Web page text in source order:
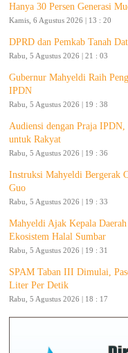
Hanya 30 Persen Generasi
Kamis, 6 Agustus 2026 | 13 : 20
DPRD dan Pemkab Tanah
Rabu, 5 Agustus 2026 | 21 : 03
Gubernur Mahyeldi Raih
IPDN
Rabu, 5 Agustus 2026 | 19 : 38
Audiensi dengan Praja
untuk Rakyat
Rabu, 5 Agustus 2026 | 19 : 36
Instruksi Mahyeldi Bergerak
Guo
Rabu, 5 Agustus 2026 | 19 : 33
Mahyeldi Ajak Kepala
Ekosistem Halal Sumbar
Rabu, 5 Agustus 2026 | 19 : 31
SPAM Taban III Dimulai,
Liter Per Detik
Rabu, 5 Agustus 2026 | 18 : 17